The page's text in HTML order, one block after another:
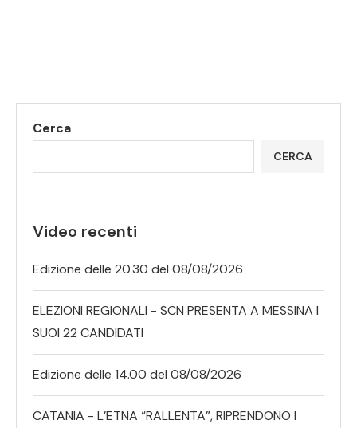
Cerca
CERCA
Video recenti
Edizione delle 20.30 del 08/08/2026
ELEZIONI REGIONALI - SCN PRESENTA A MESSINA I
SUOI 22 CANDIDATI
Edizione delle 14.00 del 08/08/2026
CATANIA - L’ETNA “RALLENTA”, RIPRENDONO I